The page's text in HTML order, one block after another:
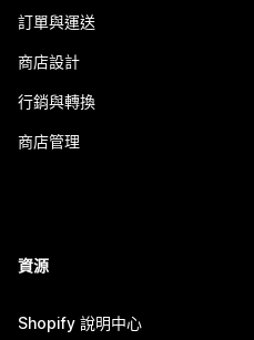
訂單與運送
商店設計
行銷與轉換
商店管理
資源
Shopify 說明中心